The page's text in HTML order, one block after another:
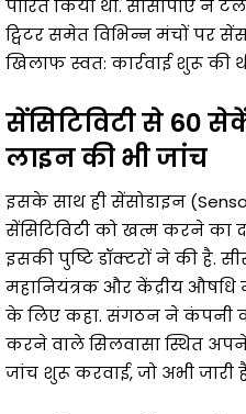
पारित किया था. सीसीपीए
ट्विटर समेत विभिन्न मंचों पर
खिलाफ स्वत: कार्रवाई शुरू की
सेंसिटिविटी से 60
लाइन की भी जांच
इसके साथ ही सेंसोडाइन
सेंसिटिविटी को खत्म करने का
इसकी पुष्टि डॉक्टरों ने की है.
महानियंत्रक और केंद्रीय
के लिए कहा. संगठन ने कंपनी
करने वाले सिलवासा स्थित
जांच शुरू करवाई, जो अभी जारी